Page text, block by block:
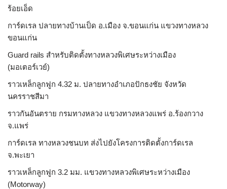
ร้อยเอ็ด
การ์ดเรล ปลายทางบ้านเป็ด อ.เมือง จ.ขอนแก่น แขวงทางหลวง
ขอนแก่น
Guard rails สำหรับติดตั้งทางหลวงพิเศษระหว่างเมือง
(มอเตอร์เวย์)
ราวเหล็กลูกฟูก 4.32 ม. ปลายทางอำเภอปักธงชัย จังหวัด
นครราชสีมา
ราวกันอันตราย กรมทางหลวง แขวงทางหลวงแพร่ อ.ร้องกวาง
จ.แพร่
การ์ดเรล ทางหลวงชนบท ส่งไปยังโครงการติดตั้งการ์ดเรล
จ.พะเยา
ราวเหล็กลูกฟูก 3.2 มม. แขวงทางหลวงพิเศษระหว่างเมือง
(Motorway)